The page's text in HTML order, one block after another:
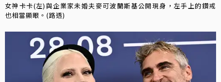
女神卡卡(左)與企業家未婚夫麥可波蘭斯基公開現身，左手上的鑽戒
也相當顯眼。(路透)